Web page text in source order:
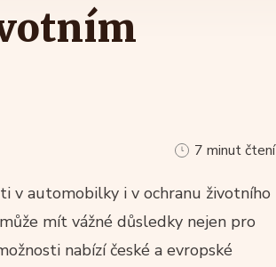
7 minut čtení
v automobilky i v ochranu životního
mít vážné důsledky nejen pro
nabízí české a evropské